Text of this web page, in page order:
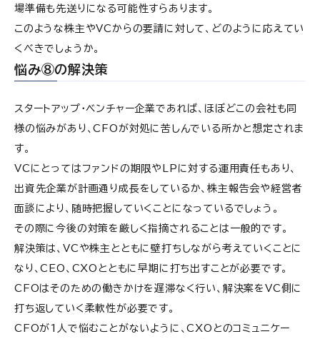
場準備も先送りになる可能性すらあります。
このような株主やVCからの要請に対して、どのように応えてい
くべきでしょうか。
悩み⑧の解決策
スタートアップ・ベンチャー企業であれば、ほぼどこの会社も同
様の悩みがあり、CFOが対処に苦しんでいる所かと想定されま
す。
VCにとってはファンドの期限やLPに対する運用責任もあり、
出資先企業が計画通り成長をしているか、株主報告会や経営者
面談により、随時把握していくことになっているでしょう。
その際に今後の対策を厳しく指摘されることは一般的です。
解決策は、VCや株主とともに壁打ちしながら考えていくことに
なり、CEO、CXOとともに早期に打ち出すことが必要です。
CFOはそのための働きかけを遅滞なく行い、解決案をVC側に
打ち返していく柔軟性が必要です。
CFOが1人で悩むことがないように、CXOとのコミュニケー